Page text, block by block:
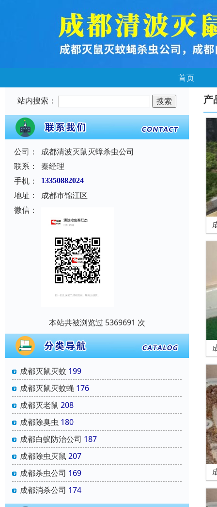
首页
站内搜索：
公司：
成都清波灭鼠灭蟑杀虫公司
联系：
秦经理
手机：
13350882024
地址：
成都市锦江区
微信：
本站共被浏览过 5369691 次
成都灭鼠灭蚊 199
成都灭鼠灭蚊蝇 176
成都灭老鼠 208
成都除臭虫 180
成都白蚁防治公司 187
成都除虫灭鼠 207
成都杀虫公司 169
成都消杀公司 174
产